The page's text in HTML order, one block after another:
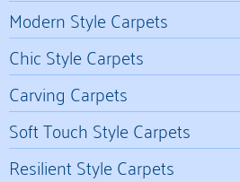
Modern Style Carpets
Chic Style Carpets
Carving Carpets
Soft Touch Style Carpets
Resilient Style Carpets